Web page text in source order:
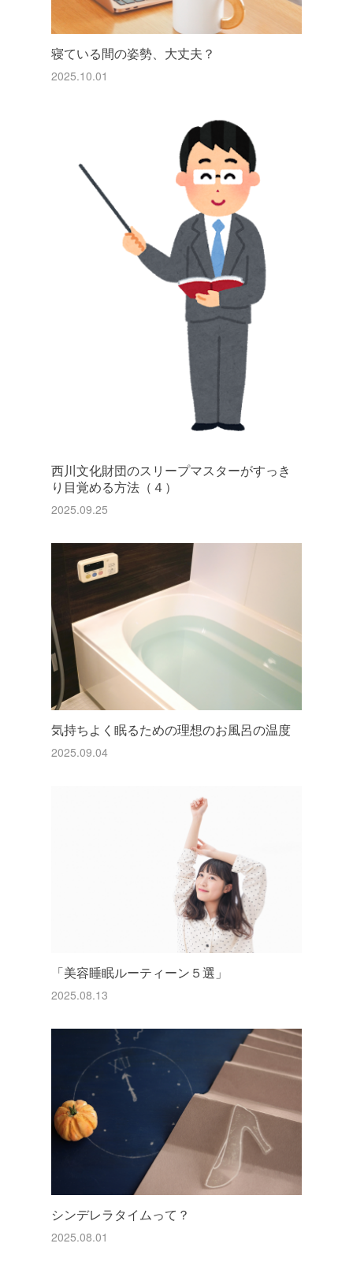
寝ている間の姿勢、大丈夫？
2025.10.01
西川文化財団のスリープマスターがすっき
り目覚める方法（４）
2025.09.25
気持ちよく眠るための理想のお風呂の温度
2025.09.04
「美容睡眠ルーティーン５選」
2025.08.13
シンデレラタイムって？
2025.08.01